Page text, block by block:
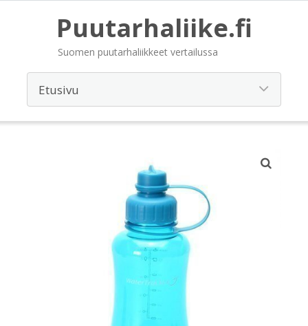
Puutarhaliike.fi
Suomen puutarhaliikkeet vertailussa